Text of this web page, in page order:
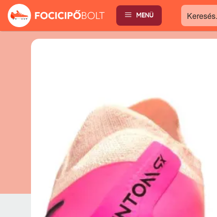
MENÜ Keresés...